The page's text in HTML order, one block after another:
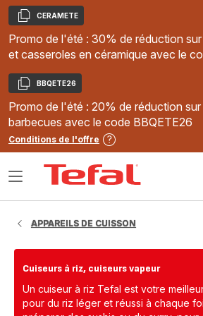
Copier
CERAMETE
Promo de l'été : 30% de réduction
et casseroles en céramique avec le
Copier
BBQETE26
Promo de l'été : 20% de réduction
barbecues avec le code BBQETE26
Conditions de l'offre
Ouvrir
APPAREILS DE CUISSON
Cuiseurs à riz, cuiseurs vapeur
Un cuiseur à riz Tefal est votre
pour du riz léger et réussi à chaque